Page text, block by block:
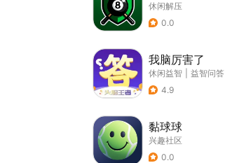
休闲解压
0.0
我脑厉害了
休闲益智
益智问答
4.9
黏球球
兴趣社区
0.0